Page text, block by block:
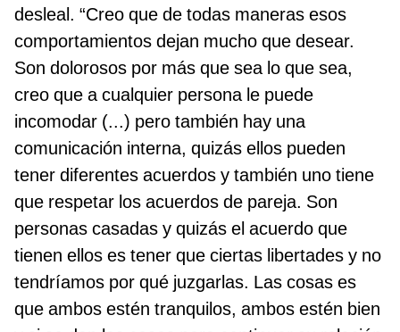
desleal. “Creo que de todas maneras esos
comportamientos dejan mucho que desear.
Son dolorosos por más que sea lo que sea,
creo que a cualquier persona le puede
incomodar (...) pero también hay una
comunicación interna, quizás ellos pueden
tener diferentes acuerdos y también uno tiene
que respetar los acuerdos de pareja. Son
personas casadas y quizás el acuerdo que
tienen ellos es tener que ciertas libertades y no
tendríamos por qué juzgarlas. Las cosas es
que ambos estén tranquilos, ambos estén bien